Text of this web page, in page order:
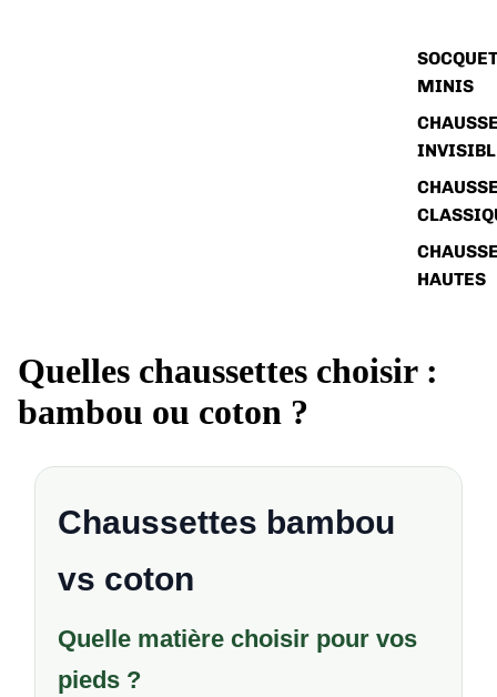
MINIS
HAUTES
Quelles chaussettes choisir :
bambou ou coton ?
Chaussettes bambou
vs coton
Quelle matière choisir pour vos
pieds ?